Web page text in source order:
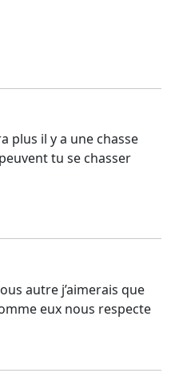
plus il y a une chasse
tu se chasser
autre j’aimerais que
eux nous respecte